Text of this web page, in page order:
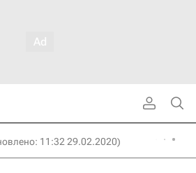
11:32 29.02.2020)